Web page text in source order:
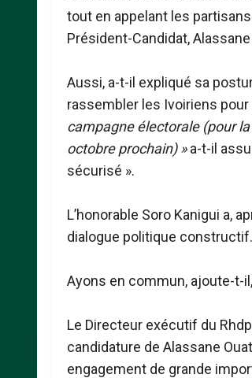
tout en appelant les
Président-Candidat,
Aussi, a-t-il expliqué sa
rassembler les Ivoiriens pour
campagne électorale (pour
octobre prochain) »a-t-il
sécurisé ».
L’honorable Soro Kanigui a,
dialogue politique constructif.
Ayons en commun, ajoute-t-
Le Directeur exécutif du
candidature de Alassane
engagement de grande